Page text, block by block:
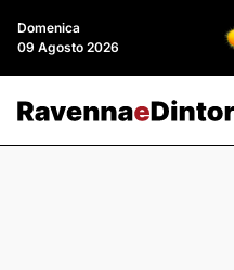
Domenica
09 Agosto 2026